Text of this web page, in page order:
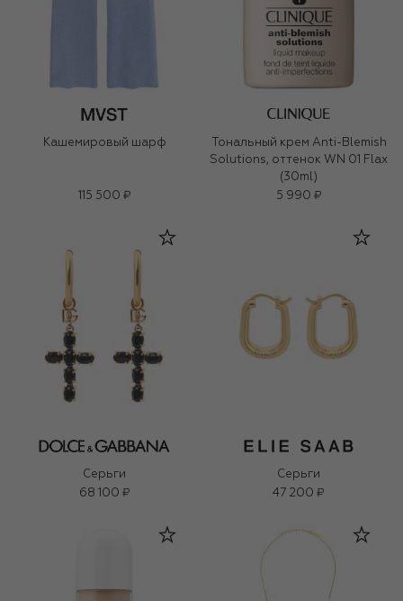
Кашемировый шарф
115 500 ₽
Тональный крем Anti-Blemish
Solutions, оттенок WN 01 Flax
(30ml)
5 990 ₽
Серьги
68 100 ₽
Серьги
47 200 ₽